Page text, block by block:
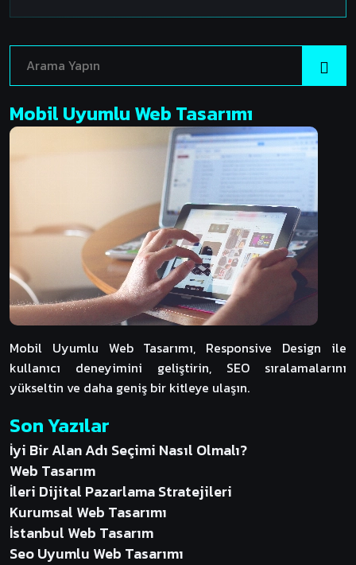
Mobil Uyumlu Web Tasarımı
Mobil Uyumlu Web Tasarımı, Responsive Design ile
kullanıcı deneyimini geliştirin, SEO sıralamalarını
yükseltin ve daha geniş bir kitleye ulaşın.
Son Yazılar
İyi Bir Alan Adı Seçimi Nasıl Olmalı?
Web Tasarım
İleri Dijital Pazarlama Stratejileri
Kurumsal Web Tasarımı
İstanbul Web Tasarım
Seo Uyumlu Web Tasarımı